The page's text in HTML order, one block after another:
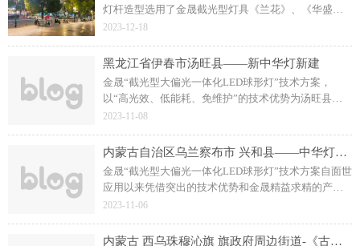
灯杆造型选用了金晟截光型灯具《兰花》、《华盛》
和《飞碟》三款，通过旧灯改造升级让旧有非截光灯
2023-12-18
黑龙江省伊春市汤旺县——新中华灯新建
金晟“截光型大偏光一体化LED球形灯”技术方案，
以“高光效、低能耗、免维护”的技术优势为汤旺县输
出科学高效、和谐稳定的夜间照明，为广大市民和游
2023-11-08
内蒙古自治区乌兰察布市 兴和县——中华灯改造
金晟“截光型大偏光一体化LED球形灯”技术方案自面世
应用以来凭借突出的技术优势和金晟精益求精的产品
打造，广受市场的认可，为户外照明球形灯应用以及
2023-11-06
内蒙古 西乌珠穆沁旗 旗政府周边街道-《古典中华》